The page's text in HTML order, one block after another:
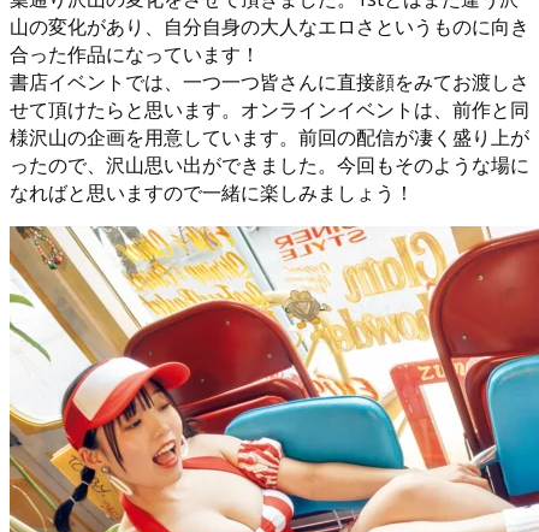
山の変化があり、自分自身の大人なエロさというものに向き
合った作品になっています！
書店イベントでは、一つ一つ皆さんに直接顔をみてお渡しさ
せて頂けたらと思います。オンラインイベントは、前作と同
様沢山の企画を用意しています。前回の配信が凄く盛り上が
ったので、沢山思い出ができました。今回もそのような場に
なればと思いますので一緒に楽しみましょう！